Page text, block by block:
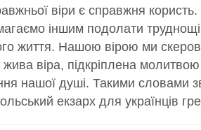
віри є справжня
іншим подолати
життя. Нашою вірою ми
віра, підкріплена
нашої душі. Такими словами
екзарх для українців